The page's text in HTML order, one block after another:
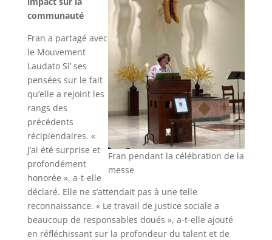
Fran pendant la célébration de la
messe
communauté
Fran a partagé avec
le Mouvement
Laudato Si’ ses
pensées sur le fait
qu’elle a rejoint les
rangs des
précédents
récipiendaires. «
J’ai été surprise et
profondément
honorée », a-t-elle
déclaré. Elle ne s’attendait pas à une telle
reconnaissance. « Le travail de justice sociale a
beaucoup de responsables doués », a-t-elle ajouté
en réfléchissant sur la profondeur du talent et de